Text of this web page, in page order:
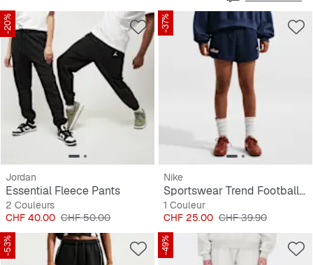
-20%
Jordan
Essential Fleece Pants
2 Couleurs
Prix
CHF 40.00 Prix original
CHF 50.00
-37%
Nike
Sportswear Trend Football Fleece Shorts
1 Couleur
Prix
CHF 25.00 Prix original
CHF 39.90
-53% -49%